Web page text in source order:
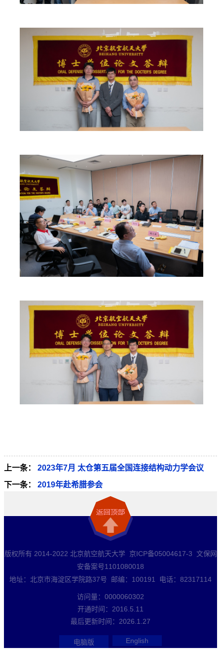
上一条：
2023年7月 太仓第五届全国连接结构动力学会议
下一条：
2019年赴希腊参会
版权所有 2014-2022 北京航空航天大学 京ICP备05004617-3 文保网
安备案号1101080018
地址：北京市海淀区学院路37号 邮编：100191 电话：82317114
访问量： 0000060302
开通时间： 2016 5 11
最后更新时间： 2026 1 27
电脑版 English